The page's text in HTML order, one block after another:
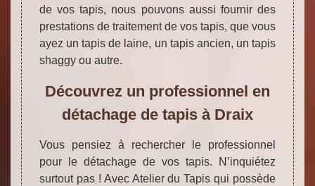
de vos tapis, nous pouvons aussi fournir des
prestations de traitement de vos tapis, que vous
ayez un tapis de laine, un tapis ancien, un tapis
shaggy ou autre.
Découvrez un professionnel en
détachage de tapis à Draix
Vous pensiez à rechercher le professionnel
pour le détachage de vos tapis. N’inquiétez
surtout pas ! Avec Atelier du Tapis qui possède